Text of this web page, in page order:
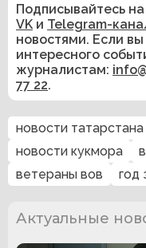
Подписывайтесь
VK и Telegram-
новостями. Если
интересного
журналистам:
77 22.
новости татарстана
новости кукмора
ветераны вов
год
Актуальные